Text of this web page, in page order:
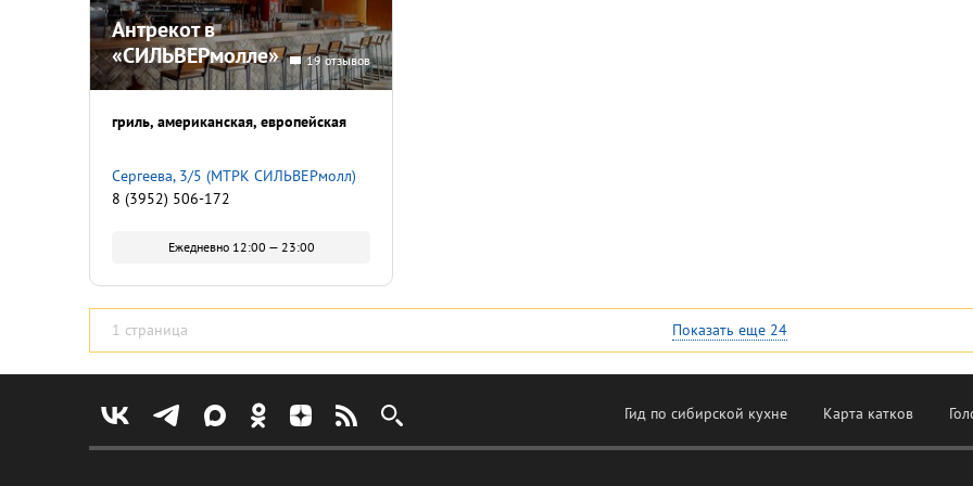
Антрекот в
«СИЛЬВЕРмолле»
19 отзывов
гриль американская европейская
Сергеева, 3/5 (МТРК СИЛЬВЕРмолл)
8 (3952) 506-172
Ежедневно 12:00 — 23:00
1 страница Показать еще 24
Гид по сибирской кухне Карта катков